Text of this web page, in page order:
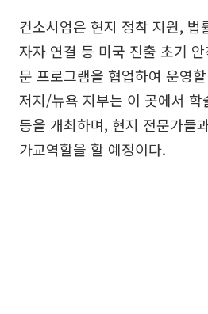
컨소시엄은 현지 정착 지원, 법
자자 연결 등 미국 진출 초기
문 프로그램을 협업하여 운영
저지/뉴욕 지부는 이 곳에서
등을 개최하며, 현지 전문가들
가교역할을 할 예정이다.